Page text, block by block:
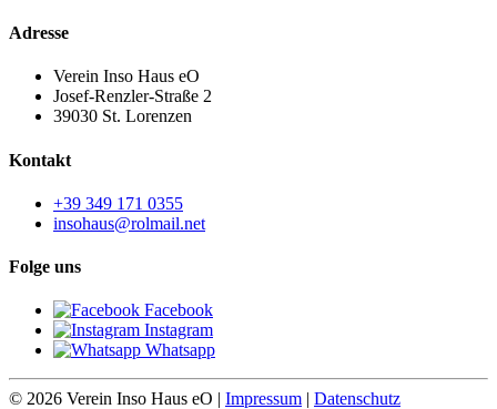
Adresse
Verein Inso Haus eO
Josef-Renzler-Straße 2
39030 St. Lorenzen
Kontakt
+39 349 171 0355
insohaus@rolmail.net
Folge uns
Facebook
Instagram
Whatsapp
© 2026 Verein Inso Haus eO | Impressum | Datenschutz